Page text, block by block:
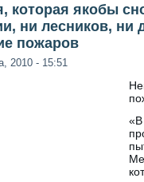
которая якобы
ни лесников, ни
пожаров
2010 - 15:51
«В